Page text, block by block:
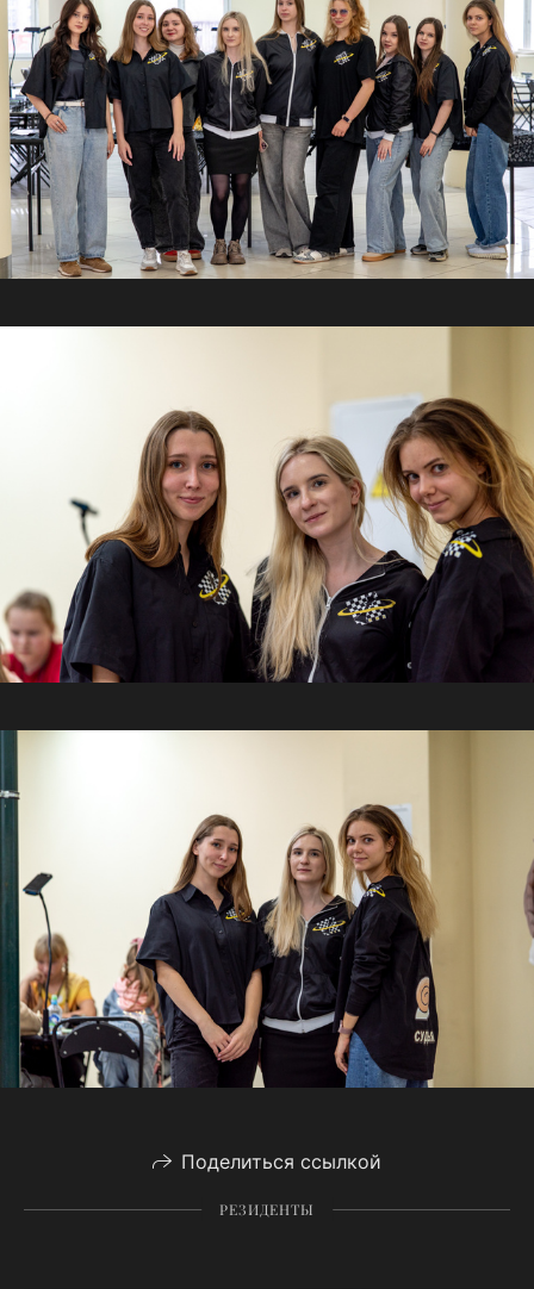
Поделиться ссылкой
РЕЗИДЕНТЫ